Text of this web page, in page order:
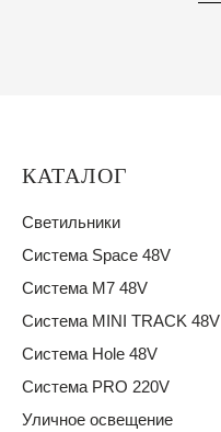
КАТАЛОГ
Светильники
Система Space 48V
Система M7 48V
Система MINI TRACK 48V
Система Hole 48V
Система PRO 220V
Уличное освещение